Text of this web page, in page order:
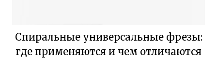
Спиральные универсальные фрезы:
где применяются и чем отличаются